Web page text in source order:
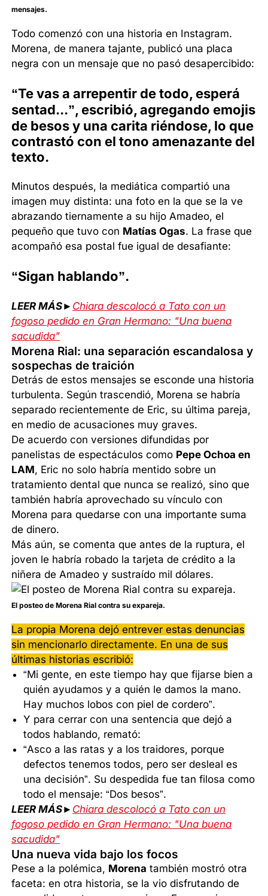
mensajes.
Todo comenzó con una historia en Instagram.
Morena, de manera tajante, publicó una placa
negra con un mensaje que no pasó desapercibido:
“Te vas a arrepentir de todo, esperá
sentad...”, escribió, agregando emojis
de besos y una carita riéndose, lo que
contrastó con el tono amenazante del
texto.
Minutos después, la mediática compartió una
imagen muy distinta: una foto en la que se la ve
abrazando tiernamente a su hijo Amadeo, el
pequeño que tuvo con Matías Ogas. La frase que
acompañó esa postal fue igual de desafiante:
“Sigan hablando”.
LEER MÁS► Chiara descolocó a Tato con un
fogoso pedido en Gran Hermano: "Una buena
sacudida"
Morena Rial: una separación escandalosa y
sospechas de traición
Detrás de estos mensajes se esconde una historia
turbulenta. Según trascendió, Morena se habría
separado recientemente de Eric, su última pareja,
en medio de acusaciones muy graves.
De acuerdo con versiones difundidas por
panelistas de espectáculos como Pepe Ochoa en
LAM, Eric no solo habría mentido sobre un
tratamiento dental que nunca se realizó, sino que
también habría aprovechado su vínculo con
Morena para quedarse con una importante suma
de dinero.
Más aún, se comenta que antes de la ruptura, el
joven le habría robado la tarjeta de crédito a la
niñera de Amadeo y sustraído mil dólares.
El posteo de Morena Rial contra su expareja.
La propia Morena dejó entrever estas denuncias
sin mencionarlo directamente. En una de sus
últimas historias escribió:
“Mi gente, en este tiempo hay que fijarse bien a
quién ayudamos y a quién le damos la mano.
Hay muchos lobos con piel de cordero”.
Y para cerrar con una sentencia que dejó a
todos hablando, remató:
“Asco a las ratas y a los traidores, porque
defectos tenemos todos, pero ser desleal es
una decisión”. Su despedida fue tan filosa como
todo el mensaje: “Dos besos”.
LEER MÁS► Chiara descolocó a Tato con un
fogoso pedido en Gran Hermano: "Una buena
sacudida"
Una nueva vida bajo los focos
Pese a la polémica, Morena también mostró otra
faceta: en otra historia, se la vio disfrutando de